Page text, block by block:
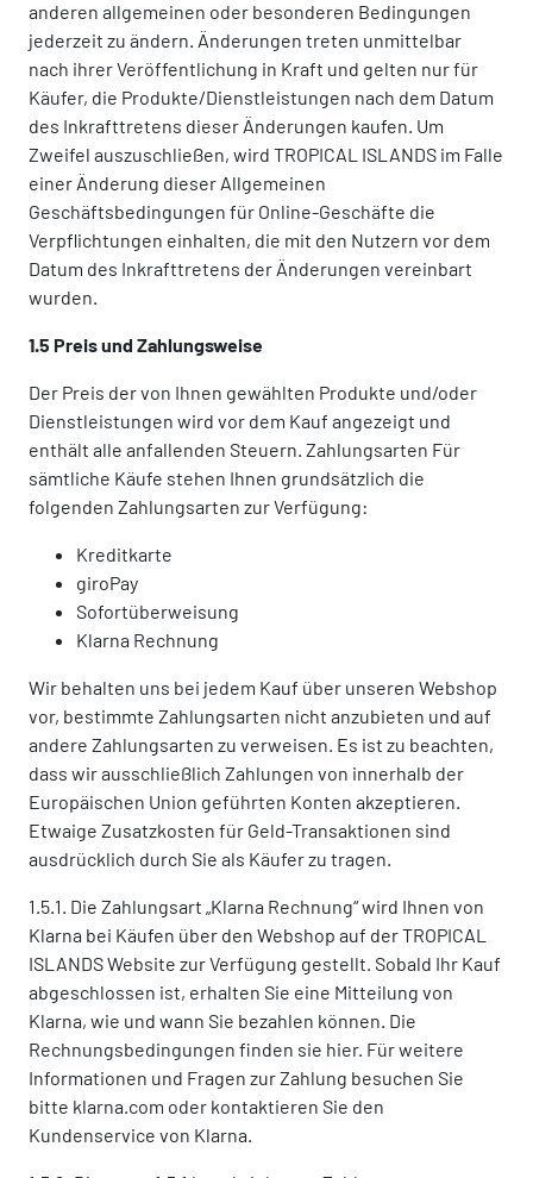
anderen allgemeinen oder besonderen Bedingungen
jederzeit zu ändern. Änderungen treten unmittelbar
nach ihrer Veröffentlichung in Kraft und gelten nur für
Käufer, die Produkte/Dienstleistungen nach dem Datum
des Inkrafttretens dieser Änderungen kaufen. Um
Zweifel auszuschließen, wird TROPICAL ISLANDS im Falle
einer Änderung dieser Allgemeinen
Geschäftsbedingungen für Online-Geschäfte die
Verpflichtungen einhalten, die mit den Nutzern vor dem
Datum des Inkrafttretens der Änderungen vereinbart
wurden.
1.5 Preis und Zahlungsweise
Der Preis der von Ihnen gewählten Produkte und/oder
Dienstleistungen wird vor dem Kauf angezeigt und
enthält alle anfallenden Steuern. Zahlungsarten Für
sämtliche Käufe stehen Ihnen grundsätzlich die
folgenden Zahlungsarten zur Verfügung:
Kreditkarte
giroPay
Sofortüberweisung
Klarna Rechnung
Wir behalten uns bei jedem Kauf über unseren Webshop
vor, bestimmte Zahlungsarten nicht anzubieten und auf
andere Zahlungsarten zu verweisen. Es ist zu beachten,
dass wir ausschließlich Zahlungen von innerhalb der
Europäischen Union geführten Konten akzeptieren.
Etwaige Zusatzkosten für Geld-Transaktionen sind
ausdrücklich durch Sie als Käufer zu tragen.
1.5.1. Die Zahlungsart „Klarna Rechnung“ wird Ihnen von
Klarna bei Käufen über den Webshop auf der TROPICAL
ISLANDS Website zur Verfügung gestellt. Sobald Ihr Kauf
abgeschlossen ist, erhalten Sie eine Mitteilung von
Klarna, wie und wann Sie bezahlen können. Die
Rechnungsbedingungen finden sie hier. Für weitere
Informationen und Fragen zur Zahlung besuchen Sie
bitte klarna.com oder kontaktieren Sie den
Kundenservice von Klarna.